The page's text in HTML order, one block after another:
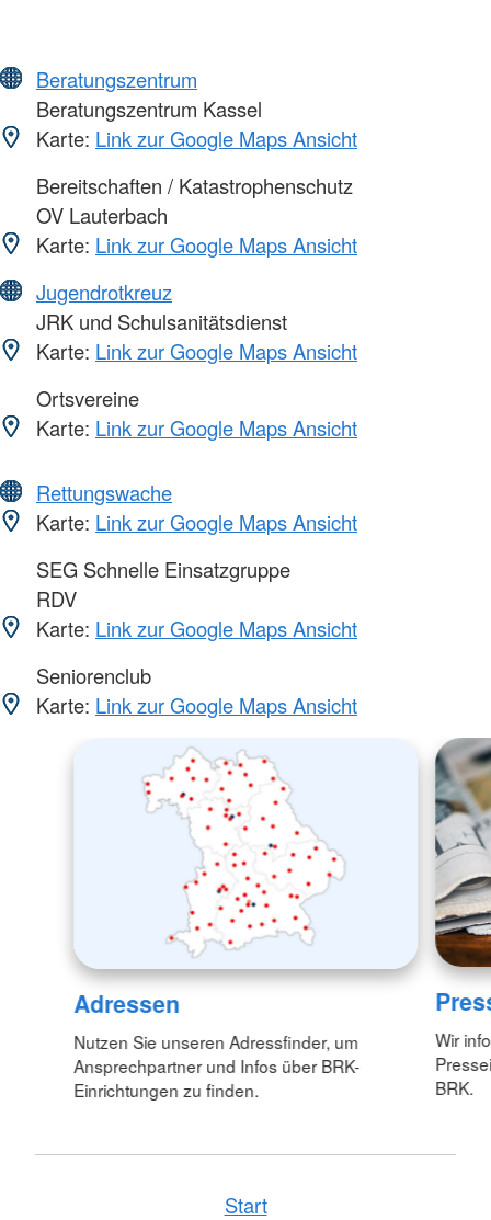
Beratungszentrum
Beratungszentrum Kassel
Karte: Link zur Google Maps Ansicht
Bereitschaften / Katastrophenschutz
OV Lauterbach
Karte: Link zur Google Maps Ansicht
Jugendrotkreuz
JRK und Schulsanitätsdienst
Karte: Link zur Google Maps Ansicht
Ortsvereine
Karte: Link zur Google Maps Ansicht
Rettungswache
Karte: Link zur Google Maps Ansicht
SEG Schnelle Einsatzgruppe
RDV
Karte: Link zur Google Maps Ansicht
Seniorenclub
Karte: Link zur Google Maps Ansicht
Adressen
Nutzen Sie unseren Adressfinder, um
Ansprechpartner und Infos über BRK-
Einrichtungen zu finden.
Wir
BRK.
Start